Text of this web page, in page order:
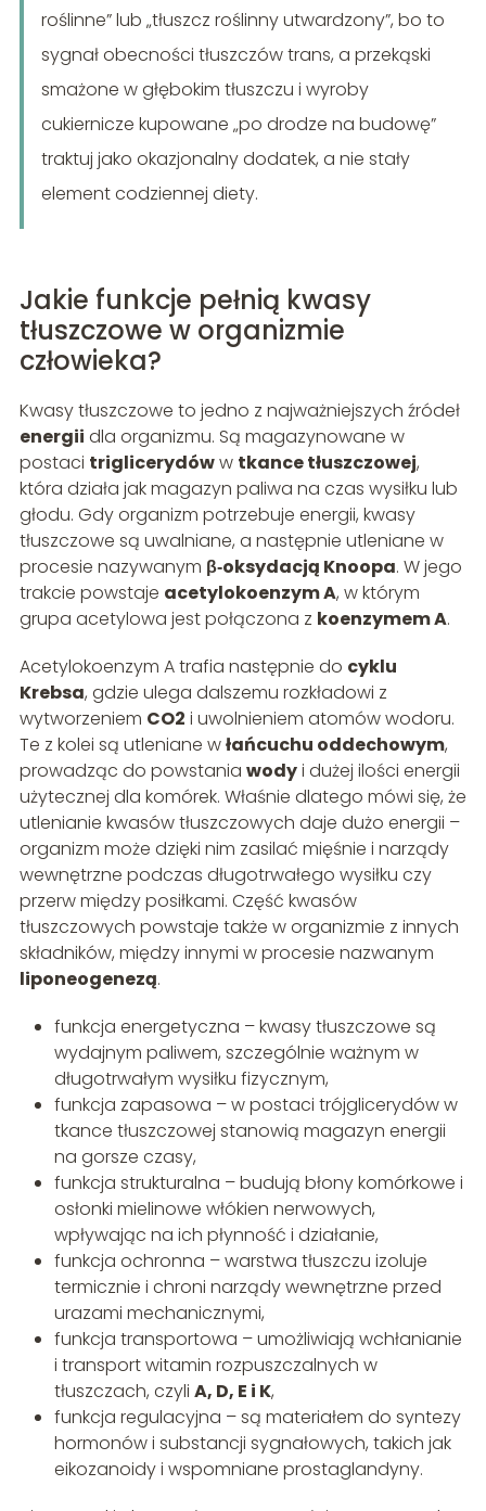
roślinne” lub „tłuszcz roślinny utwardzony”, bo to
sygnał obecności tłuszczów trans, a przekąski
smażone w głębokim tłuszczu i wyroby
cukiernicze kupowane „po drodze na budowę”
traktuj jako okazjonalny dodatek, a nie stały
element codziennej diety.
Jakie funkcje pełnią kwasy
tłuszczowe w organizmie
człowieka?
Kwasy tłuszczowe to jedno z najważniejszych źródeł
energii dla organizmu. Są magazynowane w
postaci triglicerydóww tkance tłuszczowej,
która działa jak magazyn paliwa na czas wysiłku lub
głodu. Gdy organizm potrzebuje energii, kwasy
tłuszczowe są uwalniane, a następnie utleniane w
procesie nazywanym β‑oksydacją Knoopa. W jego
trakcie powstaje acetylokoenzym A, w którym
grupa acetylowa jest połączona z koenzymem A.
Acetylokoenzym A trafia następnie do cyklu
Krebsa, gdzie ulega dalszemu rozkładowi z
wytworzeniem CO2 i uwolnieniem atomów wodoru.
Te z kolei są utleniane włańcuchu oddechowym,
prowadząc do powstania wodyi dużej ilości energii
użytecznej dla komórek. Właśnie dlatego mówi się, że
utlenianie kwasów tłuszczowych daje dużo energii –
organizm może dzięki nim zasilać mięśnie i narządy
wewnętrzne podczas długotrwałego wysiłku czy
przerw między posiłkami. Część kwasów
tłuszczowych powstaje także w organizmie z innych
składników, między innymi w procesie nazwanym
liponeogenezą.
funkcja energetyczna – kwasy tłuszczowe są
wydajnym paliwem, szczególnie ważnym w
długotrwałym wysiłku fizycznym,
funkcja zapasowa – w postaci trójglicerydów w
tkance tłuszczowej stanowią magazyn energii
na gorsze czasy,
funkcja strukturalna – budują błony komórkowe i
osłonki mielinowe włókien nerwowych,
wpływając na ich płynność i działanie,
funkcja ochronna – warstwa tłuszczu izoluje
termicznie i chroni narządy wewnętrzne przed
urazami mechanicznymi,
funkcja transportowa – umożliwiają wchłanianie
i transport witamin rozpuszczalnych w
tłuszczach, czyli A, D, E i K,
funkcja regulacyjna – są materiałem do syntezy
hormonów i substancji sygnałowych, takich jak
eikozanoidy i wspomniane prostaglandyny.